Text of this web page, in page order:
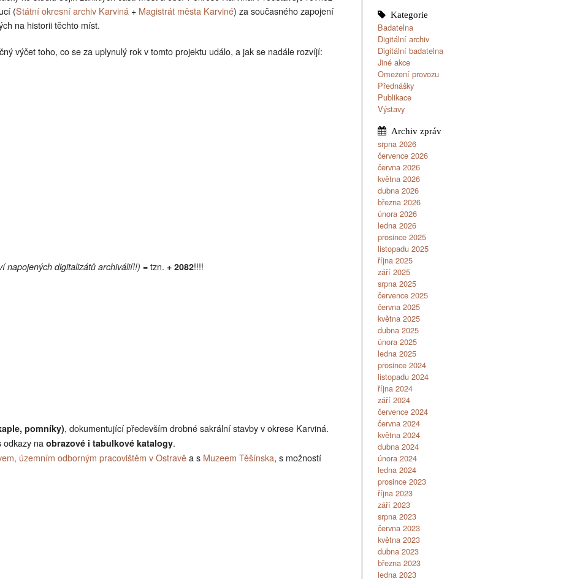
Projekt stará KARVINNÁ
Publikace o Karvinsku
Badatelna
Digitální archiv
Digitální badatelna
Jiné akce
Omezení provozu
Přednášky
Publikace
Výstavy
srpna 2026
července 2026
června 2026
května 2026
dubna 2026
března 2026
února 2026
ledna 2026
prosince 2025
listopadu 2025
října 2025
září 2025
srpna 2025
července 2025
června 2025
května 2025
dubna 2025
února 2025
ledna 2025
prosince 2024
listopadu 2024
října 2024
září 2024
července 2024
června 2024
května 2024
dubna 2024
února 2024
ledna 2024
prosince 2023
října 2023
září 2023
srpna 2023
června 2023
května 2023
dubna 2023
března 2023
ledna 2023
(Státní okresní archiv Karviná + Magistrát města Karviné) za současného zapojení
na historii těchto míst.
výčet toho, co se za uplynulý rok v tomto projektu událo, a jak se nadále rozvíjí:
napojených digitalizátů archiválií!!) = tzn. + 2082!!!!
pomníky), dokumentující především drobné sakrální stavby v okrese Karviná.
naobrazové i tabulkové katalogy.
územním odborným pracovištěm v Ostravěa s Muzeem Těšínska, s možností